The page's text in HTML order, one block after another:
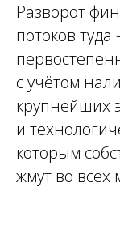
Разворот
потоков
с учётом
крупнейших
и
которым
жмут во всех